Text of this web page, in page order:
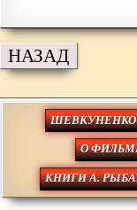
НАЗАД
О
КНИГИ А.